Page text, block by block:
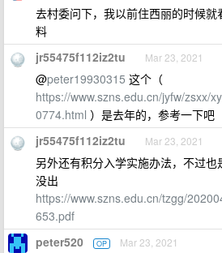
去村委问下，我以前住西丽的时候
料
jr55475f112iz2tu Mar 23, 2021
@peter19930315 这个（
https://www.szns.edu.cn/jyfw/zsxx/
0774.html ）是去年的，参考一下吧
jr55475f112iz2tu Mar 23, 2021
另外还有积分入学实施办法，不过
没出
https://www.szns.edu.cn/tzgg/
653.pdf
peter520 OP Mar 23, 2021